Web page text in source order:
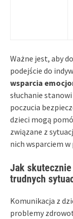
Ważne jest, aby
podejście do
wsparcia
słuchanie
poczucia
dzieci mogą
związane z
nich wsparciem
Jak
trudnych
Komunikacja z
problemy